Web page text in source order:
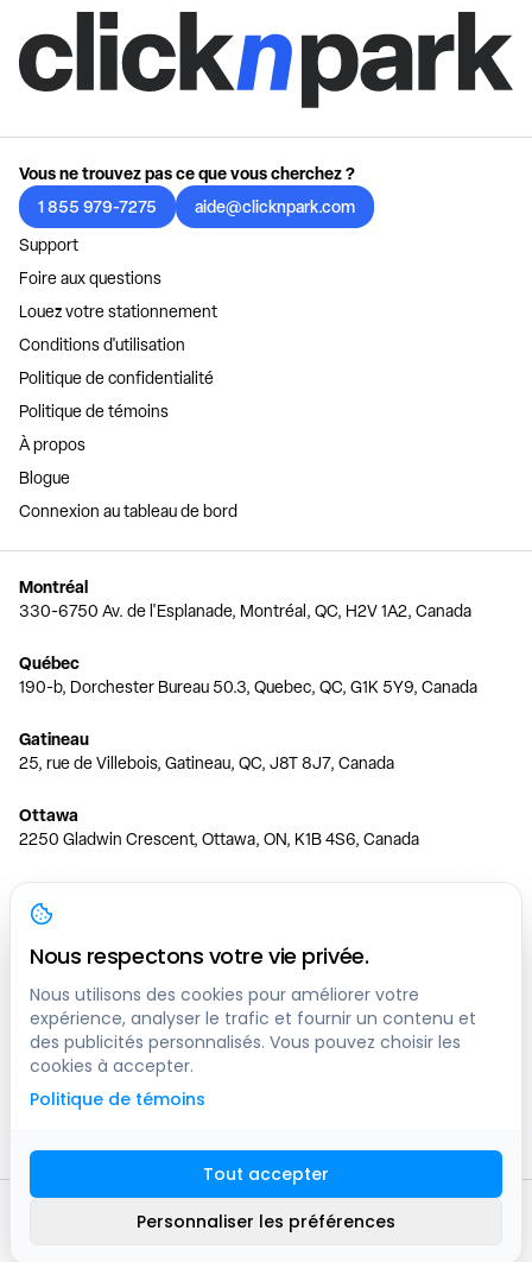
Vous ne trouvez pas ce que vous cherchez ?
1 855 979-7275
aide@clicknpark.com
Support
Foire aux questions
Louez votre stationnement
Conditions d'utilisation
Politique de confidentialité
Politique de témoins
À propos
Blogue
Connexion au tableau de bord
Montréal
330-6750 Av. de l'Esplanade, Montréal, QC, H2V 1A2, Canada
Québec
190-b, Dorchester Bureau 50.3, Quebec, QC, G1K 5Y9, Canada
Gatineau
25, rue de Villebois, Gatineau, QC, J8T 8J7, Canada
Ottawa
2250 Gladwin Crescent, Ottawa, ON, K1B 4S6, Canada
Toronto
150 Ferrand Dr, 6th Floor, Toronto, ON, M3C 3E5, Canada
Vancouver
1200 W 73rd Ave #1415, Vancouver, BC, V6P 6G5, Canada
Calgary
444 5 Ave SW #400 Calgary, AB, T2P 2T8, Canada
2016 -2026
Plan du site
Nous respectons votre vie privée.
Nous utilisons des cookies pour améliorer votre
expérience, analyser le trafic et fournir un contenu et
des publicités personnalisés. Vous pouvez choisir les
cookies à accepter.
Politique de témoins
Tout accepter
Personnaliser les préférences